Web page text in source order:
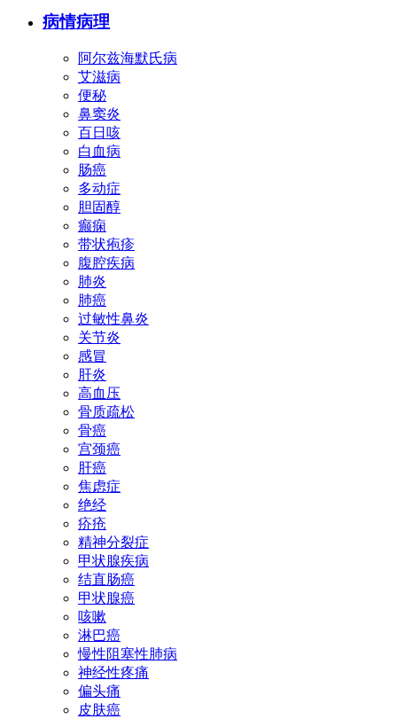
病情病理
阿尔兹海默氏病
艾滋病
便秘
鼻窦炎
百日咳
白血病
肠癌
多动症
胆固醇
癫痫
带状疱疹
腹腔疾病
肺炎
肺癌
过敏性鼻炎
关节炎
感冒
肝炎
高血压
骨质疏松
骨癌
宫颈癌
肝癌
焦虑症
绝经
疥疮
精神分裂症
甲状腺疾病
结直肠癌
甲状腺癌
咳嗽
淋巴癌
慢性阻塞性肺病
神经性疼痛
偏头痛
皮肤癌